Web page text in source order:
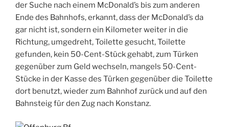
der Suche nach einem McDonald’s bis zum anderen
Ende des Bahnhofs, erkannt, dass der McDonald’s da
gar nicht ist, sondern ein Kilometer weiter in die
Richtung, umgedreht, Toilette gesucht, Toilette
gefunden, kein 50-Cent-Stück gehabt, zum Türken
gegenüber zum Geld wechseln, mangels 50-Cent-
Stücke in der Kasse des Türken gegenüber die Toilette
dort benutzt, wieder zum Bahnhof zurück und auf den
Bahnsteig für den Zug nach Konstanz.